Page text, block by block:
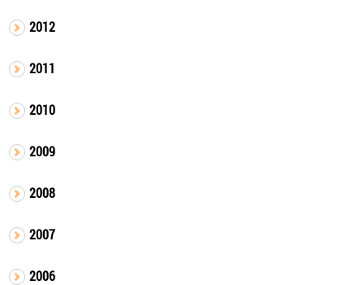
2012
2011
2010
2009
2008
2007
2006